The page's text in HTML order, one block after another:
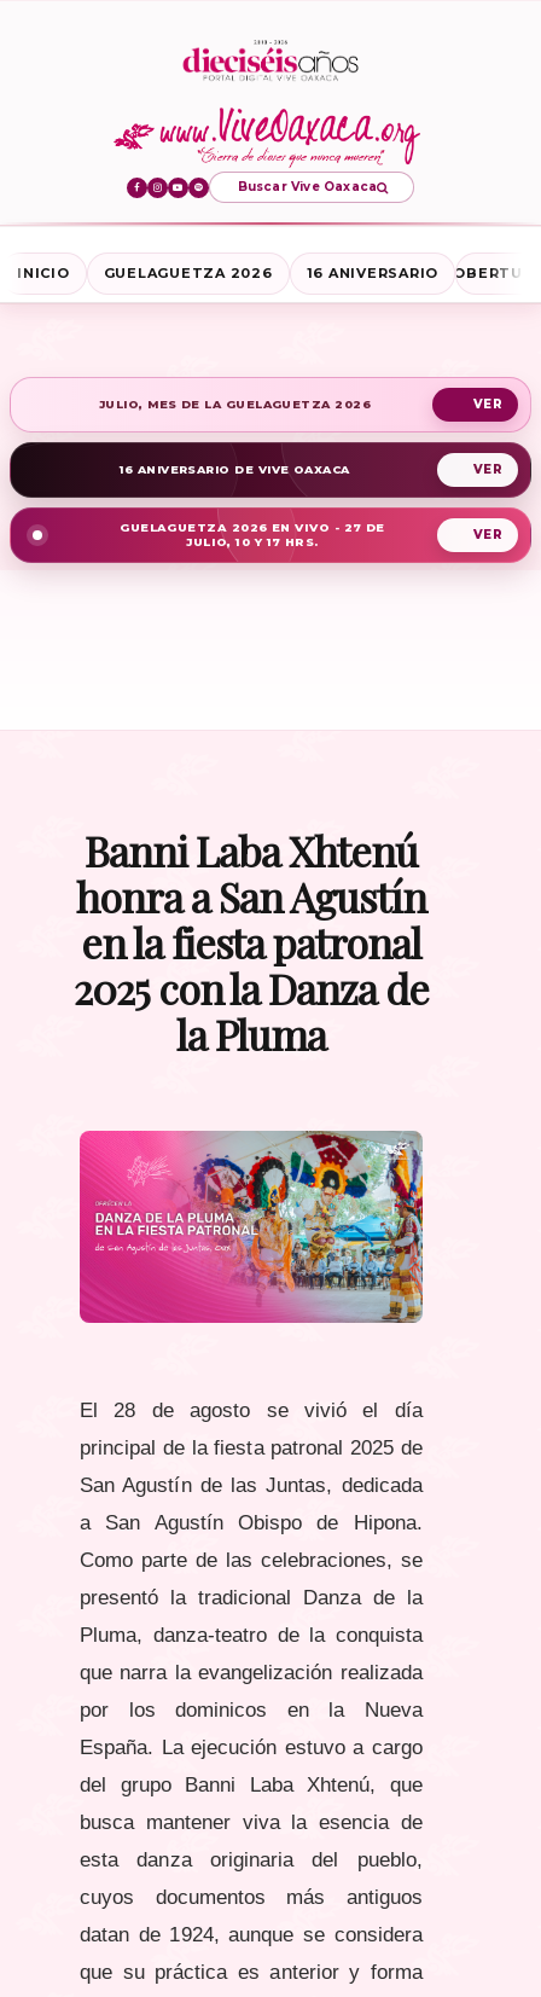
Buscar Vive Oaxaca
INICIO GUELAGUETZA 2026 16 ANIVERSARIO
JULIO, MES DE LA GUELAGUETZA 2026
16 ANIVERSARIO DE VIVE OAXACA
GUELAGUETZA 2026 EN VIVO - 27 DE
JULIO, 10 Y 17 HRS.
Banni Laba Xhtenú
honra a San Agustín
en la fiesta patronal
2025 con la Danza de
la Pluma
El 28 de agosto se vivió el día
principal de la fiesta patronal 2025 de
San Agustín de las Juntas, dedicada
a San Agustín Obispo de Hipona.
Como parte de las celebraciones, se
presentó la tradicional Danza de la
Pluma, danza-teatro de la conquista
que narra la evangelización realizada
por los dominicos en la Nueva
España. La ejecución estuvo a cargo
del grupo Banni Laba Xhtenú, que
busca mantener viva la esencia de
esta danza originaria del pueblo,
cuyos documentos más antiguos
datan de 1924, aunque se considera
que su práctica es anterior y forma